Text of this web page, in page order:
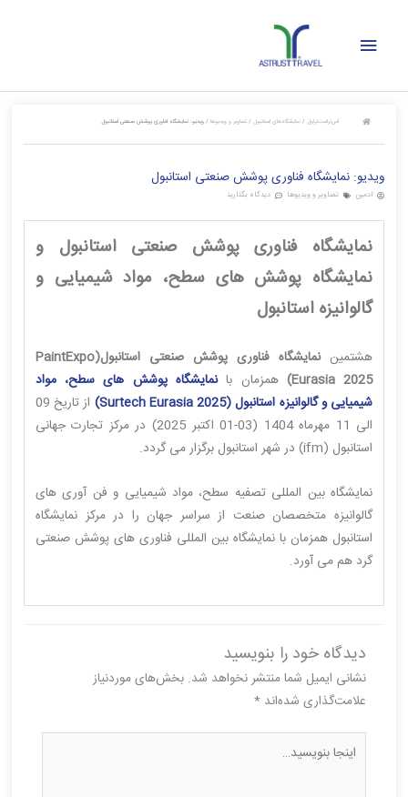
فهرست
آس‌تراست‌تراول / نمایشگاه‌های استانبول / تصاویر و ویدیوها/ ویدیو: نمایشگاه فناوری پوشش صنعتی استانبول
ویدیو: نمایشگاه فناوری پوشش صنعتی استانبول
ادمین تصاویر و ویدیوها دیدگاه بگذارید
نمایشگاه فناوری پوشش صنعتی استانبول و
نمایشگاه پوشش های سطح، مواد شیمیایی و
گالوانیزه استانبول
هشتمین
نمایشگاه فناوری پوشش صنعتی استانبول(PaintExpo
Eurasia 2025)
همزمان بانمایشگاه پوشش های سطح، مواد
شیمیایی و گالوانیزه استانبول (2025 Surtech Eurasia)
از تاریخ 09
الی 11 مهرماه 1404 (03-01 اکتبر 2025) در مرکز تجارت جهانی
استانبول (ifm) در شهر استانبول برگزار می گردد.
نمایشگاه بین المللی تصفیه سطح، مواد شیمیایی و فن آوری های
گالوانیزه متخصصان صنعت از سراسر جهان را در مرکز نمایشگاه
استانبول همزمان با نمایشگاه بین المللی فناوری های پوشش صنعتی
گرد هم می آورد.
دیدگاه‌ خود را بنویسید
نشانی ایمیل شما منتشر نخواهد شد. بخش‌های موردنیاز
علامت‌گذاری شده‌اند*
اینجا
بنویسید…